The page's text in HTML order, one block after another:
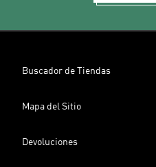
Buscador de Tiendas
Mapa del Sitio
Devoluciones